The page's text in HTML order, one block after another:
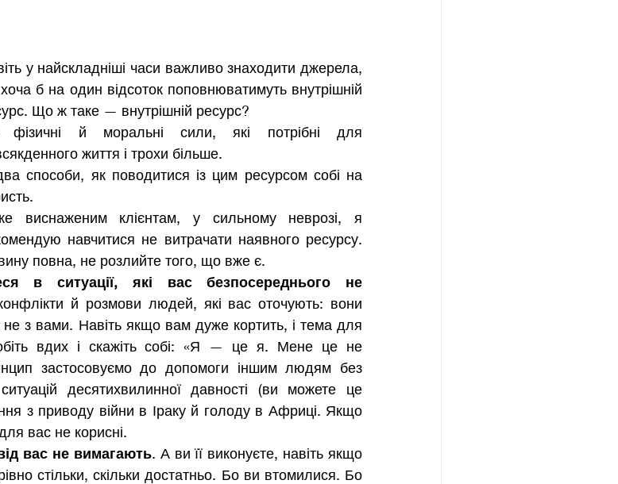
у найскладніші часи важливо знаходити джерела,
хоча б на один відсоток поповнюватимуть внутрішній
Що ж таке — внутрішній ресурс?
й моральні сили, які потрібні для
життя і трохи більше.
способи, як поводитися із цим ресурсом собі на
виснаженим клієнтам, у сильному неврозі, я
навчитися не витрачати наявного ресурсу.
повна, не розлийте того, що вже є.
в ситуації, які вас безпосереднього не
й розмови людей, які вас оточують: вони
з вами. Навіть якщо вам дуже кортить, і тема для
вдих і скажіть собі: «Я — це я. Мене це не
застосовуємо до допомоги іншим людям без
десятихвилинної давності (ви можете це
з приводу війни в Іраку й голоду в Африці. Якщо
вас не корисні.
вас не вимагають. А ви її виконуєте, навіть якщо
стільки, скільки достатньо. Бо ви втомилися. Бо